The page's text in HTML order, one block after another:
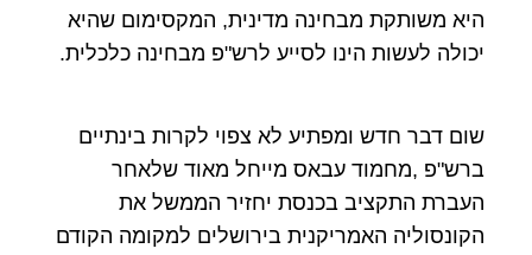
היא משותקת מבחינה מדינית, המקסימום שהיא
יכולה לעשות הינו לסייע לרש"פ מבחינה כלכלית.
שום דבר חדש ומפתיע לא צפוי לקרות בינתיים
ברש"פ ,מחמוד עבאס מייחל מאוד שלאחר
העברת התקציב בכנסת יחזיר הממשל את
הקונסוליה האמריקנית בירושלים למקומה הקודם